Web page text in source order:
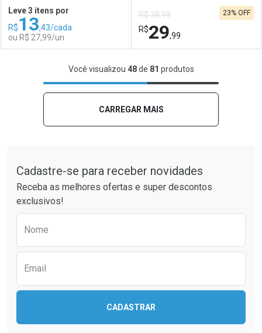
Comprar sem Desconto
Por R$ 18,05/cada
Comprar sem Desconto
Por R$ 18,05/cada
Comprar sem Desconto
Por R$ 17,59/cada
Comprar sem Desconto
Por R$ 17,59/cada
Leve 3 itens por
R$13,43/cada
ou R$ 27,99/un
FECHAR
Laboratório
Comprar sem Desconto
Por R$ 27,99/cada
FECHAR
Por Menos
Comprar sem Desconto
Por R$ 27,99/cada
R$ 38,99
R$29,99
23% OFF
Laboratório
Por R$ 29,99/cada
Por Menos
Você visualizou 48de 81 produtos
CARREGAR MAIS
Cadastre-se para receber novidades
Receba as melhores ofertas e super descontos
exclusivos!
Nome
Email
CADASTRAR